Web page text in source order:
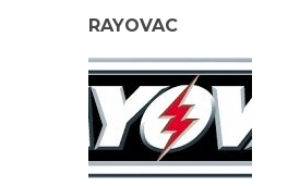
RAYOVAC